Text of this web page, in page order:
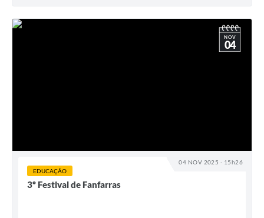
04 NOV 2025 - 15h26
NOV
04
EDUCAÇÃO
3º Festival de Fanfarras